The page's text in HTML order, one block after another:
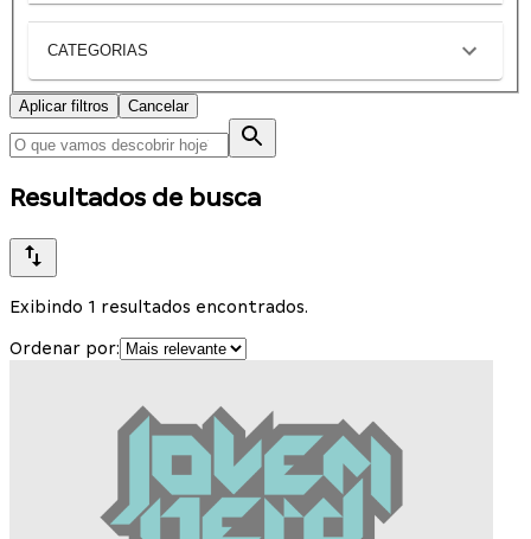
CATEGORIAS
Aplicar filtros Cancelar
Resultados de busca
Exibindo 1 resultados encontrados.
Ordenar por: